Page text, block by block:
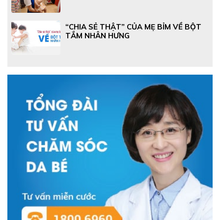
“CHIA SẺ THẬT” CỦA MẸ BỈM VỀ BỘT
TẮM NHÂN HƯNG